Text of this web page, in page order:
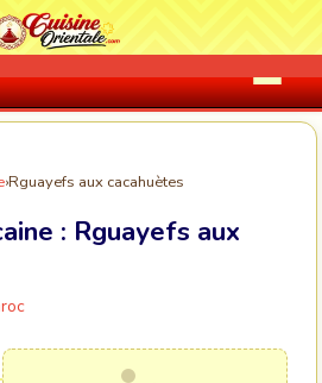
›Rguayefs aux cacahuètes
: Rguayefs aux